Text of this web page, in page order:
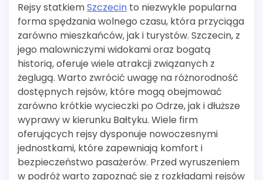
Rejsy statkiemSzczecin to niezwykle popularna
forma spędzania wolnego czasu, która przyciąga
zarówno mieszkańców, jak i turystów. Szczecin, z
jego malowniczymi widokami oraz bogatą
historią, oferuje wiele atrakcji związanych z
żeglugą. Warto zwrócić uwagę na różnorodność
dostępnych rejsów, które mogą obejmować
zarówno krótkie wycieczki po Odrze, jak i dłuższe
wyprawy w kierunku Bałtyku. Wiele firm
oferujących rejsy dysponuje nowoczesnymi
jednostkami, które zapewniają komfort i
bezpieczeństwo pasażerów. Przed wyruszeniem
w podróż warto zapoznać się z rozkładami rejsów